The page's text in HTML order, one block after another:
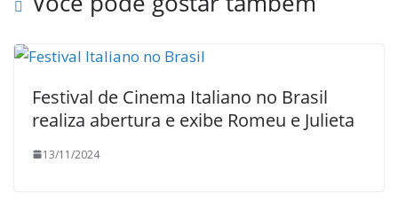
Festival de Cinema Italiano no Brasil
realiza abertura e exibe Romeu e Julieta
13/11/2024